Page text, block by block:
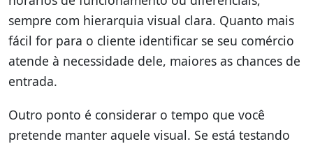
sempre com hierarquia visual clara. Quanto mais
fácil for para o cliente identificar se seu comércio
atende à necessidade dele, maiores as chances de
entrada.
Outro ponto é considerar o tempo que você
pretende manter aquele visual. Se está testando